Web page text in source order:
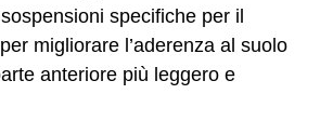
specifiche per il
migliorare l’aderenza al suolo
anteriore più leggero e